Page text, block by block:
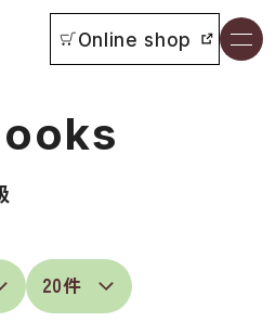
Online shop
をさがす
書